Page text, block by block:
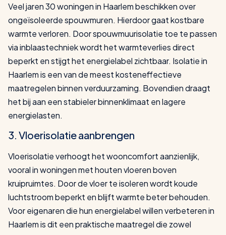
Veel jaren 30 woningen in Haarlem beschikken over
ongeïsoleerde spouwmuren. Hierdoor gaat kostbare
warmte verloren. Door spouwmuurisolatie toe te passen
via inblaastechniek wordt het warmteverlies direct
beperkt en stijgt het energielabel zichtbaar. Isolatie in
Haarlem is een van de meest kosteneffectieve
maatregelen binnen verduurzaming. Bovendien draagt
het bij aan een stabieler binnenklimaat en lagere
energielasten.
3. Vloerisolatie aanbrengen
Vloerisolatie verhoogt het wooncomfort aanzienlijk,
vooral in woningen met houten vloeren boven
kruipruimtes. Door de vloer te isoleren wordt koude
luchtstroom beperkt en blijft warmte beter behouden.
Voor eigenaren die hun energielabel willen verbeteren in
Haarlem is dit een praktische maatregel die zowel